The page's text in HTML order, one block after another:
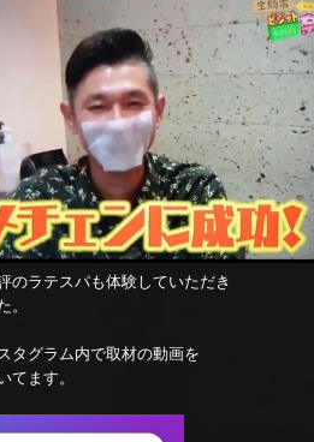
のラテスパも体験していただき
。
タグラム内で取材の動画を
てます。